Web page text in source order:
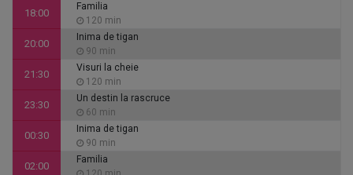
18:00
Familia
120 min
20:00
Inima de tigan
90 min
21:30
Visuri la cheie
120 min
23:30
Un destin la rascruce
60 min
00:30
Inima de tigan
90 min
02:00
Familia